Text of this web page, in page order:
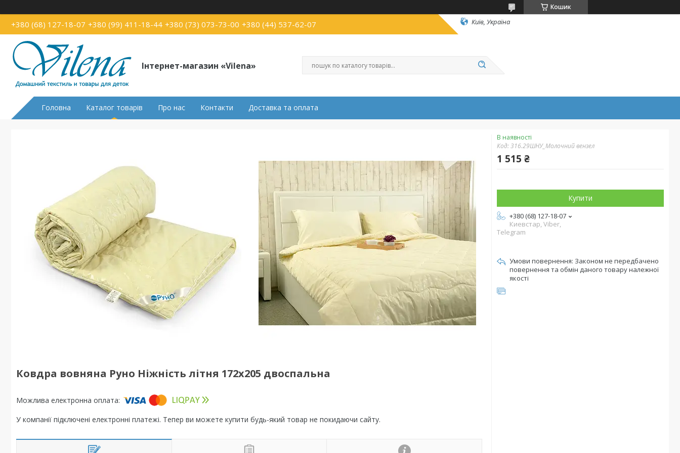
Кошик
+380 (68) 127-18-07 +380 (99) 411-18-44 +380 (73) 073-73-00 +380 (44) 537-62-07 Київ, Україна
Інтернет-магазин «Vilena»
Головна Каталог товарів Про нас Контакти Доставка та оплата
Ковдра вовняна Руно Ніжність літня 172х205 двоспальна
У компанії підключені електронні платежі. Тепер ви можете купити будь-який товар не покидаючи сайту.
В наявності
Код:316.29ШНУ_Молочний вензел
1 515 ₴
Купити
+380 (68) 127-18-07
Киевстар, Viber,
Telegram
Законом не передбачено
повернення та обмін даного товару належної
якості